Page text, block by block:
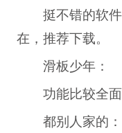
挺不错的软件
在，推荐下载。
滑板少年：
功能比较全面
都别人家的：